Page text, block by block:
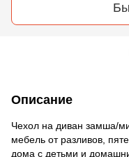
Описание
Чехол на диван замша/
мебель от разливов,
дома с детьми и